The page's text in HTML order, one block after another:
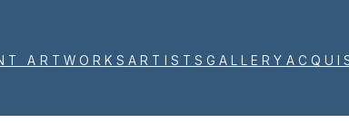
ARTWORKSARTISTS GALLERY